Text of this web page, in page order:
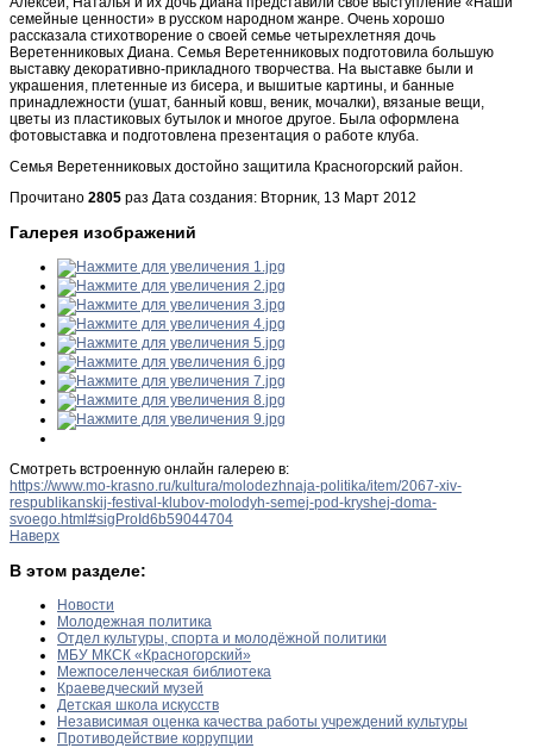
семейные ценности» в русском народном жанре. Очень хорошо
рассказала стихотворение о своей семье четырехлетняя дочь
Веретенниковых Диана. Семья Веретенниковых подготовила большую
выставку декоративно-прикладного творчества. На выставке были и
украшения, плетенные из бисера, и вышитые картины, и банные
принадлежности (ушат, банный ковш, веник, мочалки), вязаные вещи,
цветы из пластиковых бутылок и многое другое. Была оформлена
фотовыставка и подготовлена презентация о работе клуба.
Семья Веретенниковых достойно защитила Красногорский район.
Прочитано 2805 раз Дата создания: Вторник, 13 Март 2012
Галерея изображений
Смотреть встроенную онлайн галерею в:
https://www.mo-krasno.ru/kultura/molodezhnaja-politika/item/2067-xiv-
respublikanskij-festival-klubov-molodyh-semej-pod-kryshej-doma-
svoego.html#sigProId6b59044704
Наверх
В этом разделе:
Новости
Молодежная политика
Отдел культуры, спорта и молодёжной политики
МБУ МКСК «Красногорский»
Межпоселенческая библиотека
Краеведческий музей
Детская школа искусств
Независимая оценка качества работы учреждений культуры
Противодействие коррупции